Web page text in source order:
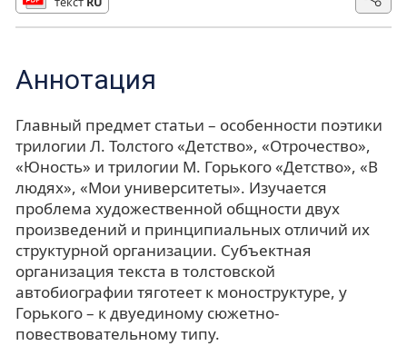
Аннотация
Главный предмет статьи – особенности поэтики
трилогии Л. Толстого «Детство», «Отрочество»,
«Юность» и трилогии М. Горького «Детство», «В
людях», «Мои университеты». Изучается
проблема художественной общности двух
произведений и принципиальных отличий их
структурной организации. Субъектная
организация текста в толстовской
автобиографии тяготеет к моноструктуре, у
Горького – к двуединому сюжетно-
повествовательному типу.